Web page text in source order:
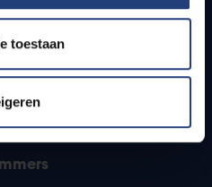
toestaan
scholen